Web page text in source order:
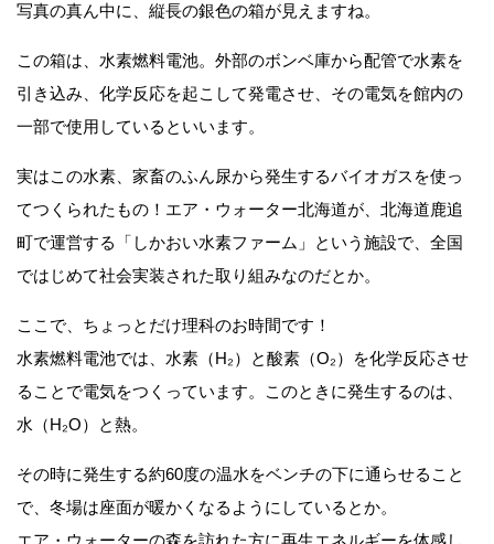
写真の真ん中に、縦長の銀色の箱が見えますね。
この箱は、水素燃料電池。外部のボンベ庫から配管で水素を
引き込み、化学反応を起こして発電させ、その電気を館内の
一部で使用しているといいます。
実はこの水素、家畜のふん尿から発生するバイオガスを使っ
てつくられたもの！エア・ウォーター北海道が、北海道鹿追
町で運営する「しかおい水素ファーム」という施設で、全国
ではじめて社会実装された取り組みなのだとか。
ここで、ちょっとだけ理科のお時間です！
水素燃料電池では、水素（H₂）と酸素（O₂）を化学反応させ
ることで電気をつくっています。このときに発生するのは、
水（H₂O）と熱。
その時に発生する約60度の温水をベンチの下に通らせること
で、冬場は座面が暖かくなるようにしているとか。